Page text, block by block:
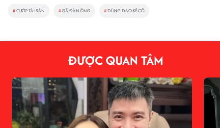
#CƯỚP TÀI SẢN #GÃ ĐÀN ÔNG # DÙNG DAO KỀ CỔ
ĐƯỢC QUAN TÂM